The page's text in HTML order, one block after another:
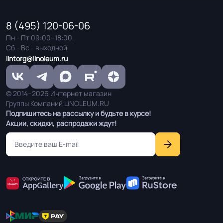
Подпишитесь на рассылку и будьте в курсе!
Акции, скидки, распродажи ждут!
8 (495) 120-06-06
Пн - Пт 09:00–18:00.
Сб - Вс - выходной
lintorg@linoleum.ru
© 2014–2026 Интернет магазин
Группы Компаний LiNOLEUM.RU